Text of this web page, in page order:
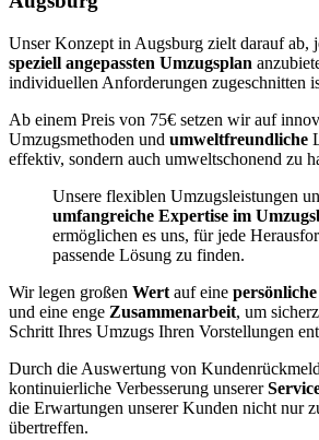
Unser Konzept in Augsburg zielt darauf ab,
speziell angepassten Umzugsplan
individuellen Anforderungen zugeschnitten
Ab einem Preis von 75€ setzen wir auf
Umzugsmethoden und umweltfreundliche
effektiv, sondern auch umweltschonend zu
Unsere flexiblen Umzugsleistungen
umfangreiche Expertise im
ermöglichen es uns, für jede
passende Lösung zu finden.
Wir legen großen Wert auf eine
und eine enge Zusammenarbeit, um
Schritt Ihres Umzugs Ihren Vorstellungen
Durch die Auswertung von
kontinuierliche Verbesserung unserer
die Erwartungen unserer Kunden nicht nur
übertreffen.